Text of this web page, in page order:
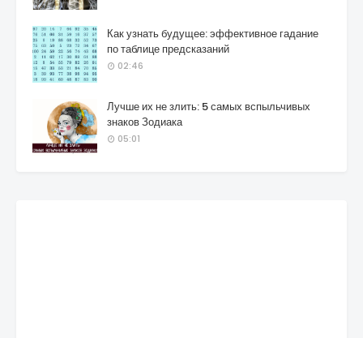
Как узнать будущее: эффективное гадание
по таблице предсказаний
02:46
Лучше их не злить: 5 самых вспыльчивых
знаков Зодиака
05:01